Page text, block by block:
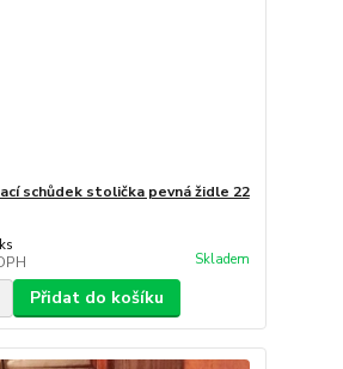
schůdek stolička pevná židle 22
Skladem
Přidat do košíku